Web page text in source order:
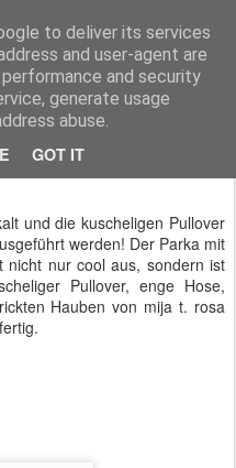
to deliver its services
and user-agent are
and security
generate usage
abuse.
GOT IT
und neu entdeckten Labels, die den Ansprüchen der heutigen Fashionistas gerecht werden: qualitativ hochwertige Materialen treffen auf einen cleanen, modernen Look!
die Kälte
und die kuscheligen Pullover
werden! Der Parka mit
nur cool aus, sondern ist
Pullover, enge Hose,
Hauben von mija t. rosa